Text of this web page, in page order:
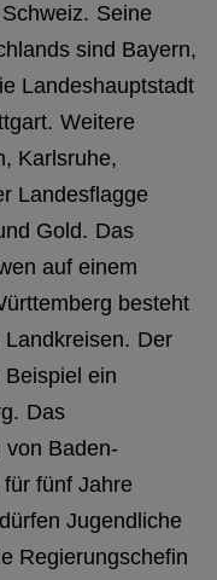
Seine
sind Bayern,
Landeshauptstadt
Weitere
Karlsruhe,
Landesflagge
Gold. Das
auf einem
besteht
Der
ein
Das
von Baden-
fünf Jahre
Jugendliche
Regierungschefin